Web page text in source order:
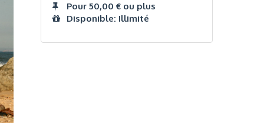
Pour 50,00 € ou plus
Disponible: Illimité